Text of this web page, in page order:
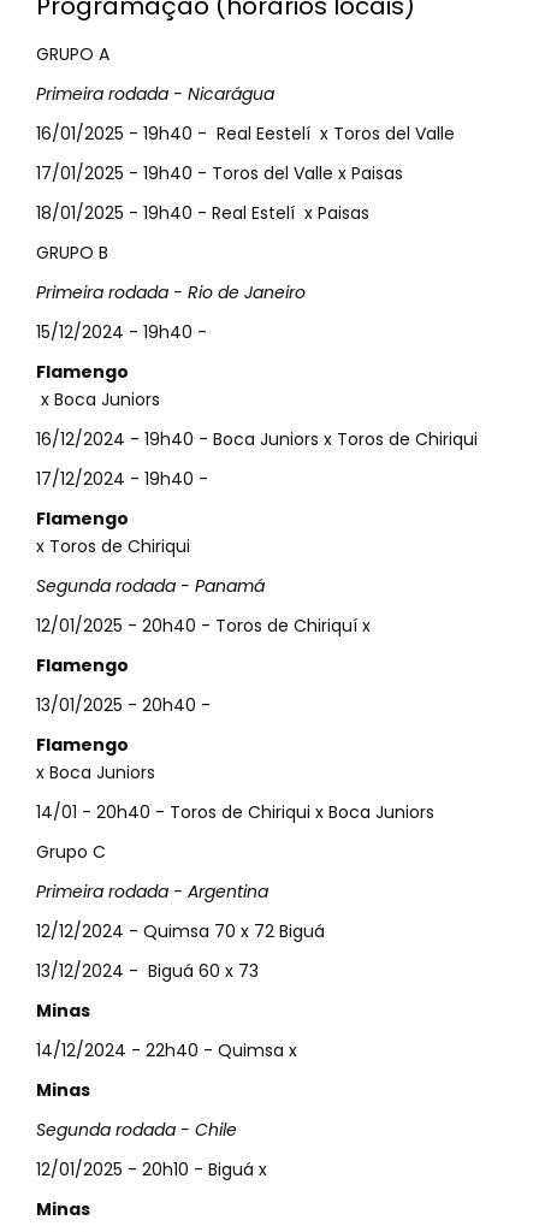
GRUPO A
Primeira rodada - Nicarágua
16/01/2025 - 19h40 - Real Eestelí x Toros del Valle
17/01/2025 - 19h40 - Toros del Valle x Paisas
18/01/2025 - 19h40 - Real Estelí x Paisas
GRUPO B
Primeira rodada - Rio de Janeiro
15/12/2024 - 19h40 -
Flamengo
x Boca Juniors
16/12/2024 - 19h40 - Boca Juniors x Toros de Chiriqui
17/12/2024 - 19h40 -
Flamengo
x Toros de Chiriqui
Segunda rodada - Panamá
12/01/2025 - 20h40 - Toros de Chiriquí x
Flamengo
13/01/2025 - 20h40 -
Flamengo
x Boca Juniors
14/01 - 20h40 - Toros de Chiriqui x Boca Juniors
Grupo C
Primeira rodada - Argentina
12/12/2024 - Quimsa 70 x 72 Biguá
13/12/2024 - Biguá 60 x 73
Minas
14/12/2024 - 22h40 - Quimsa x
Minas
Segunda rodada - Chile
12/01/2025 - 20h10 - Biguá x
Minas